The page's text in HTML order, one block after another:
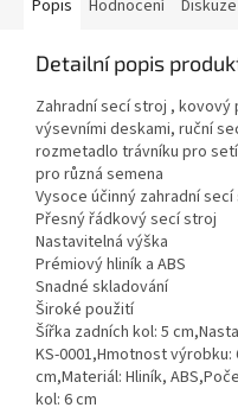
Popis Hodnocení Diskuze
Detailní popis
Zahradní secí stroj ,
výsevními deskami, ruční
rozmetadlo trávníku pro
pro různá semena
Vysoce účinný zahradní
Přesný řádkový secí stroj
Nastavitelná výška
Prémiový hliník a ABS
Snadné skladování
Široké použití
Šířka zadních kol: 5
KS-0001,Hmotnost
cm,Materiál: Hliník,
kol: 6 cm